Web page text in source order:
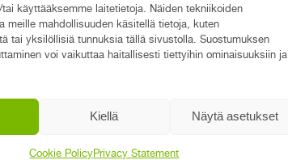
käyttääksemme laitetietoja. Näiden tekniikoiden
meille mahdollisuuden käsitellä tietoja, kuten
tai yksilöllisiä tunnuksia tällä sivustolla. Suostumuksen
voi vaikuttaa haitallisesti tiettyihin ominaisuuksiin ja
Kiellä Näytä asetukset
Cookie PolicyPrivacy Statement
poikkeustilannejärjestelyn
toimenpiteet, vastuuttaa ne
Laatuportin avulla
niiden etenemistä voidaan